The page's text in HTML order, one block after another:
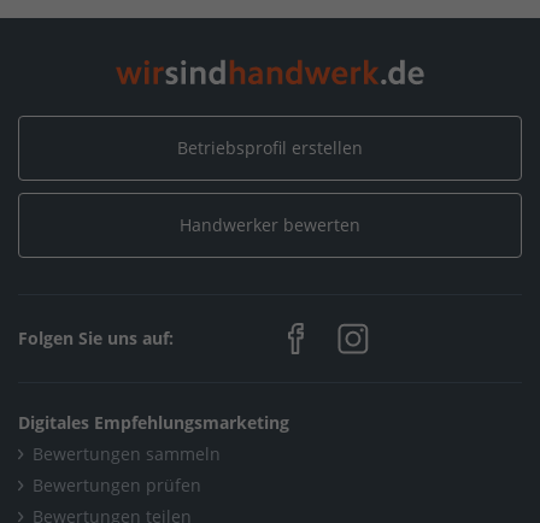
Betriebsprofil erstellen
Handwerker bewerten
Folgen Sie uns auf:
Digitales Empfehlungsmarketing
Bewertungen sammeln
Bewertungen prüfen
Bewertungen teilen